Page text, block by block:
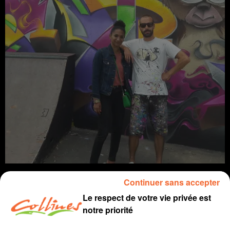
info
Le respect de votre vie privée est
notre priorité
Continuer sans accepter